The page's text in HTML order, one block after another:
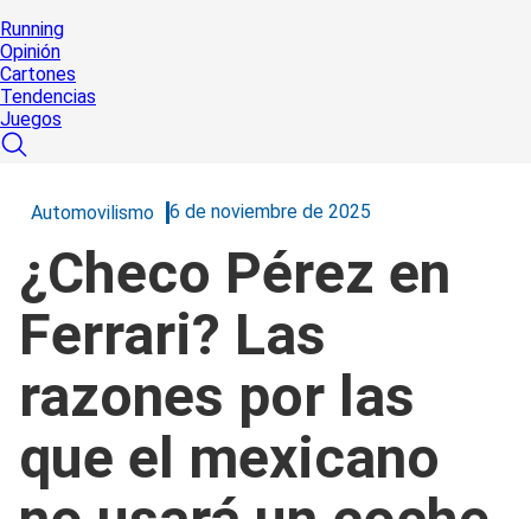
Running
Opinión
Cartones
Tendencias
Juegos
Automovilismo 6 de noviembre de 2025
¿Checo Pérez en
Ferrari? Las
razones por las
que el mexicano